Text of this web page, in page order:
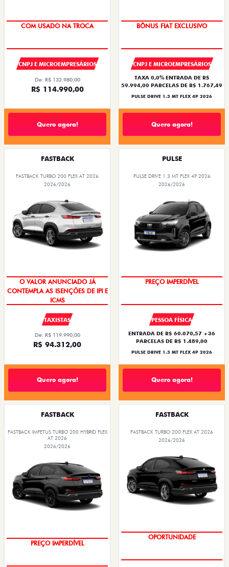
COM USADO NA TROCA
CNPJ E MICROEMPRESÁRIOS
De: R$ 132.980,00
R$ 114.990,00
Quero agora!
BÔNUS FIAT EXCLUSIVO
CNPJ E MICROEMPRESÁRIOS
TAXA 0,0% ENTRADA DE R$
59.994,00 PARCELAS DE R$ 1.767,49
PULSE DRIVE 1.3 MT FLEX 4P 2026
Quero agora!
FASTBACK
FASTBACK TURBO 200 FLEX AT 2026
2026/2026
O VALOR ANUNCIADO JÁ
CONTEMPLA AS ISENÇÕES DE IPI E
ICMS
TAXISTAS
De: R$ 119.990,00
R$ 94.312,00
Quero agora!
PULSE
PULSE DRIVE 1.3 MT FLEX 4P 2026
2026/2026
OPORTUNIDADE
PESSOA FÍSICA
ENTRADA DE R$ 60.070,57 +36
PARCELAS DE R$ 1.489,00
PULSE DRIVE 1.3 MT FLEX 4P 2026
Quero agora!
FASTBACK
FASTBACK IMPETUS TURBO 200 HYBRID FLEX
AT 2026
2026/2026
FASTBACK
FASTBACK TURBO 200 FLEX AT 2026
2026/2026
OPORTUNIDADE